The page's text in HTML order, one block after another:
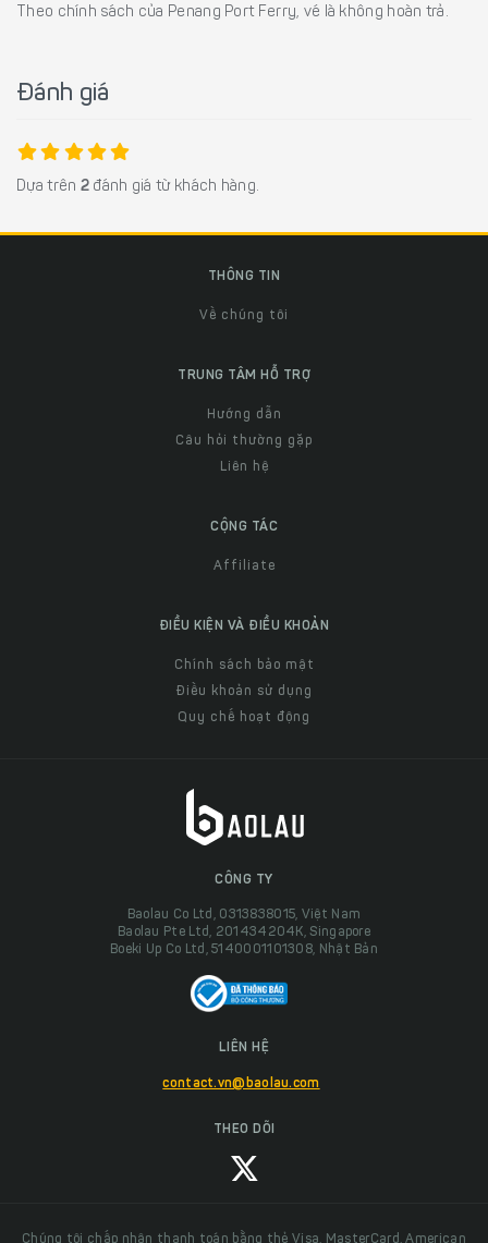
Theo chính sách của Penang Port Ferry, vé là không hoàn trả.
Đánh giá
Dựa trên 2 đánh giá từ khách hàng.
THÔNG TIN
Về chúng tôi
TRUNG TÂM HỖ TRỢ
Hướng dẫn
Câu hỏi thường gặp
Liên hệ
CỘNG TÁC
Affiliate
ĐIỀU KIỆN VÀ ĐIỀU KHOẢN
Chính sách bảo mật
Điều khoản sử dụng
Quy chế hoạt động
CÔNG TY
Baolau Co Ltd, 0313838015, Việt Nam
Baolau Pte Ltd, 201434204K, Singapore
Boeki Up Co Ltd, 5140001101308, Nhật Bản
LIÊN HỆ
contact.vn@baolau.com
THEO DÕI
Chúng tôi chấp nhận thanh toán bằng thẻ Visa, MasterCard, American